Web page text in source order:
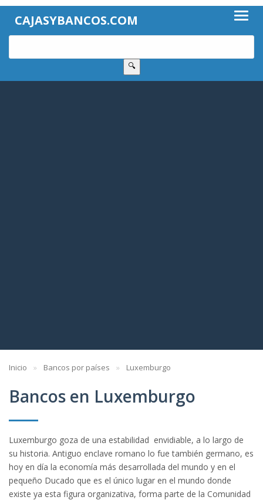
CAJASYBANCOS.COM
🔍
Inicio Bancos por países Luxemburgo
Bancos en Luxemburgo
Luxemburgo goza de una estabilidad envidiable, a lo largo de
su historia. Antiguo enclave romano lo fue también germano, es
hoy en día la economía más desarrollada del mundo y en el
pequeño Ducado que es el único lugar en el mundo donde
existe ya esta figura organizativa, forma parte de la Comunidad